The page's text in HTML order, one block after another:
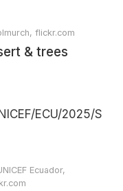
flickr.com
& trees
Ecuador,